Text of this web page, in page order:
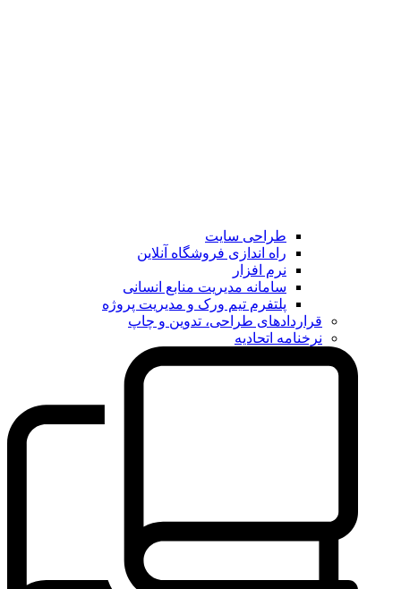
طراحی سایت
راه اندازی فروشگاه آنلاین
نرم افزار
سامانه مدیریت منابع انسانی
پلتفرم تیم ورک و مدیریت پروژه
قراردادهای طراحی، تدوین و چاپ
نرخنامه اتحادیه